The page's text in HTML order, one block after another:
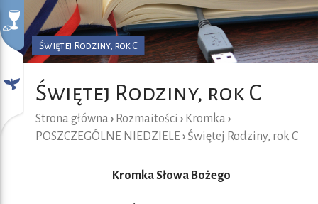
Świętej Rodziny, rok C
Świętej Rodziny, rok C
Strona główna › Rozmaitości › Kromka ›
POSZCZEGÓLNE NIEDZIELE› Świętej Rodziny, rok C
Kromka Słowa Bożego